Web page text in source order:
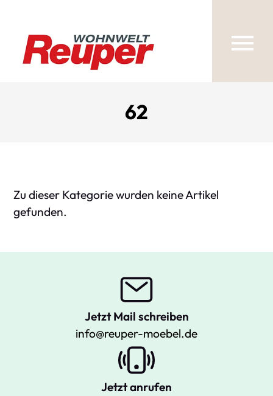
62
Zu dieser Kategorie wurden keine Artikel
gefunden.
Jetzt Mail schreiben
info@reuper-moebel.de
Jetzt anrufen